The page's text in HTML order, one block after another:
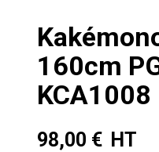
160cm
KCA1008
98,00 €